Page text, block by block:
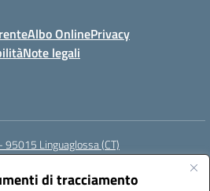
di tracciamento
Albo OnlinePrivacy
Note legali
95015 Linguaglossa (CT)
ctic83200r@pec.istruzione.it